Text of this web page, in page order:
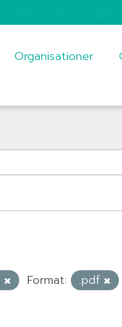
Organisationer
Format: .pdf